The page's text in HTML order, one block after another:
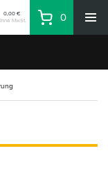
0,00 €
MwSt.
Warenkorb
0